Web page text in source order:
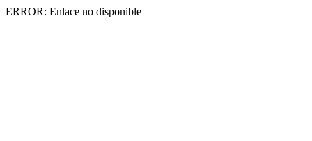
ERROR: Enlace no disponible